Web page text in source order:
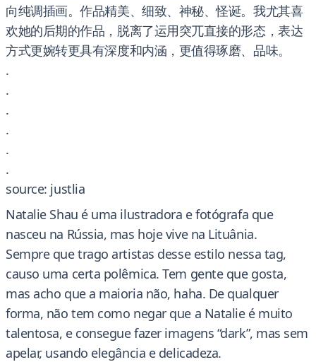
向纯调插画。作品精美、细致、神秘、怪诞。我尤其喜
欢她的后期的作品，脱离了运用突兀直接的形态，表达
方式更婉转更具有深度和内涵，更值得琢磨、品味。
.
.
.
.
.
.
source: justlia
Natalie Shau é uma ilustradora e fotógrafa que
nasceu na Rússia, mas hoje vive na Lituânia.
Sempre que trago artistas desse estilo nessa tag,
causo uma certa polêmica. Tem gente que gosta,
mas acho que a maioria não, haha. De qualquer
forma, não tem como negar que a Natalie é muito
talentosa, e consegue fazer imagens “dark”, mas sem
apelar, usando elegância e delicadeza.